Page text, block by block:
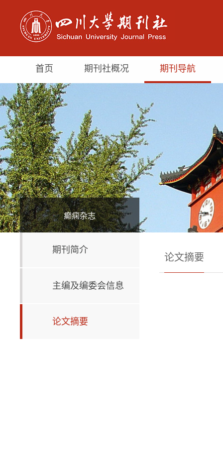
首页 期刊社概况 期刊导航
癫痫杂志
期刊简介
主编及编委会信息
论文摘要
论文摘要